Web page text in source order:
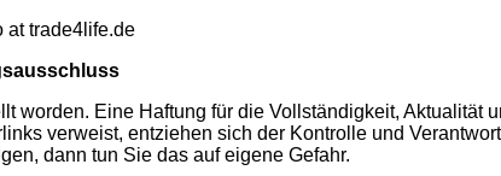
at trade4life.de
Eine Haftung für die Vollständigkeit, Aktualität
verweist, entziehen sich der Kontrolle und
dann tun Sie das auf eigene Gefahr.